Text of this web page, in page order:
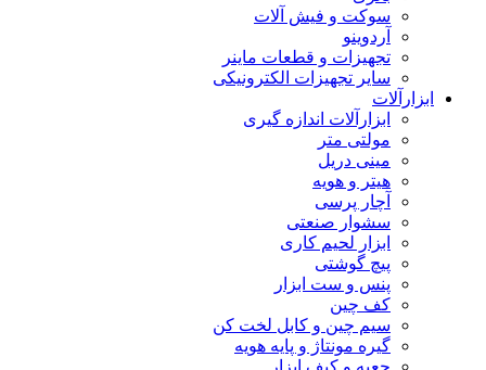
سوکت و فیش آلات
آردوینو
تجهیزات و قطعات ماینر
سایر تجهیزات الکترونیکی
ابزارآلات
ابزارآلات اندازه گیری
مولتی متر
مینی دریل
هیتر و هویه
آچار پرسی
سشوار صنعتی
ابزار لحیم کاری
پیچ گوشتی
پنس و ست ابزار
کف چین
سیم چین و کابل لخت کن
گیره مونتاژ و پایه هویه
جعبه و کیف ابزار